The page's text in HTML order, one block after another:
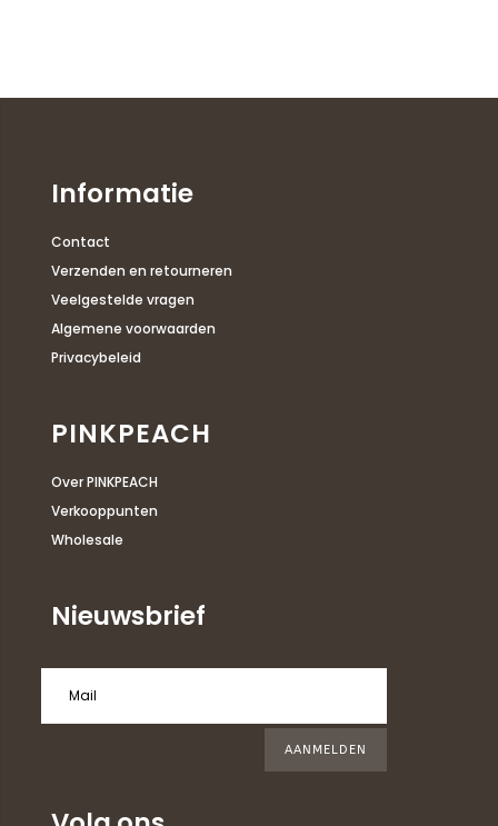
Informatie
Contact
Verzenden en retourneren
Veelgestelde vragen
Algemene voorwaarden
Privacybeleid
PINKPEACH
Over PINKPEACH
Verkooppunten
Wholesale
Nieuwsbrief
AANMELDEN